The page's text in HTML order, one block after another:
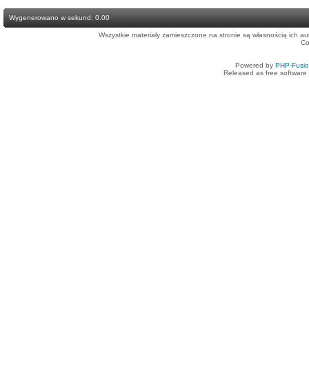
Wygenerowano w sekund: 0.00
Wszystkie materiały zamieszczone na stronie są własnością ich
Powered by PHP-
Released as free